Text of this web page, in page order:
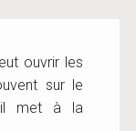
ouvrir les
sur le
met à la